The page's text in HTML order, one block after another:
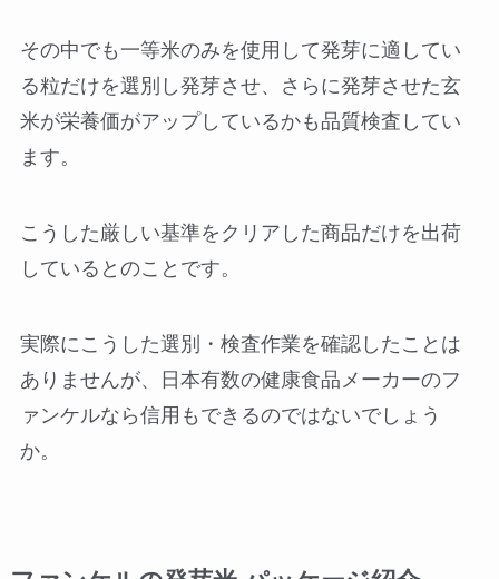
その中でも一等米のみを使用して発芽に適してい
る粒だけを選別し発芽させ、さらに発芽させた玄
米が栄養価がアップしているかも品質検査してい
ます。
こうした厳しい基準をクリアした商品だけを出荷
しているとのことです。
実際にこうした選別・検査作業を確認したことは
ありませんが、日本有数の健康食品メーカーのフ
ァンケルなら信用もできるのではないでしょう
か。